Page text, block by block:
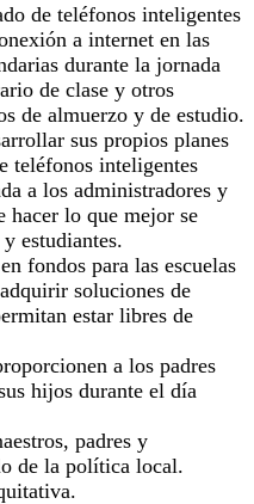
de teléfonos inteligentes
a internet en las
durante la jornada
de clase y otros
de almuerzo y de estudio.
sus propios planes
teléfonos inteligentes
a los administradores y
hacer lo que mejor se
estudiantes.
fondos para las escuelas
soluciones de
estar libres de
a los padres
hijos durante el día
padres y
de la política local.